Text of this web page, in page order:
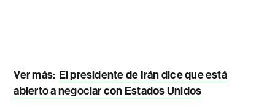
Ver más: El presidente de Irán dice que está
abierto a negociar con Estados Unidos